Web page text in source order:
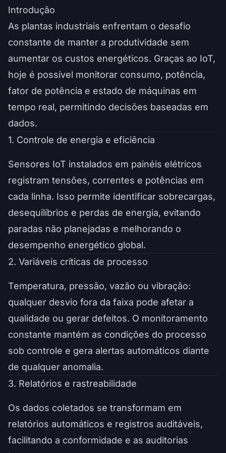
Introdução
As plantas industriais enfrentam o desafio
constante de manter a produtividade sem
aumentar os custos energéticos. Graças ao IoT,
hoje é possível monitorar consumo, potência,
fator de potência e estado de máquinas em
tempo real, permitindo decisões baseadas em
dados.
1. Controle de energia e eficiência
Sensores IoT instalados em painéis elétricos
registram tensões, correntes e potências em
cada linha. Isso permite identificar sobrecargas,
desequilíbrios e perdas de energia, evitando
paradas não planejadas e melhorando o
desempenho energético global.
2. Variáveis críticas de processo
Temperatura, pressão, vazão ou vibração:
qualquer desvio fora da faixa pode afetar a
qualidade ou gerar defeitos. O monitoramento
constante mantém as condições do processo
sob controle e gera alertas automáticos diante
de qualquer anomalia.
3. Relatórios e rastreabilidade
Os dados coletados se transformam em
relatórios automáticos e registros auditáveis,
facilitando a conformidade e as auditorias